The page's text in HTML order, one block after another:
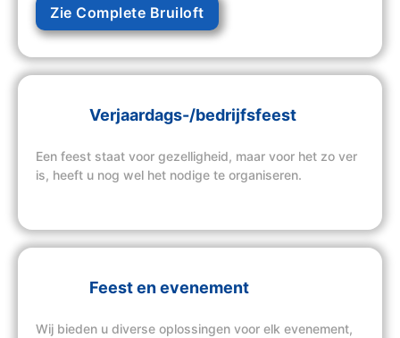
Zie Complete Bruiloft
Verjaardags-/bedrijfsfeest
Een feest staat voor gezelligheid, maar voor het zo ver
is, heeft u nog wel het nodige te organiseren.
Feest en evenement
Wij bieden u diverse oplossingen voor elk evenement,